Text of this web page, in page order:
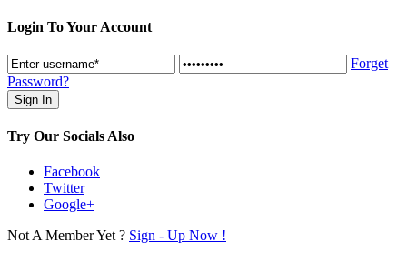
Login To Your Account
Forget
Password?
Try Our Socials Also
Facebook
Twitter
Google+
Not A Member Yet ? Sign - Up Now !